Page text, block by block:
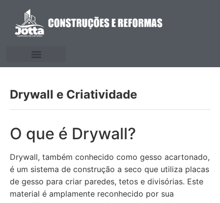
Drywall e Criatividade
O que é Drywall?
Drywall, também conhecido como gesso acartonado,
é um sistema de construção a seco que utiliza placas
de gesso para criar paredes, tetos e divisórias. Este
material é amplamente reconhecido por sua